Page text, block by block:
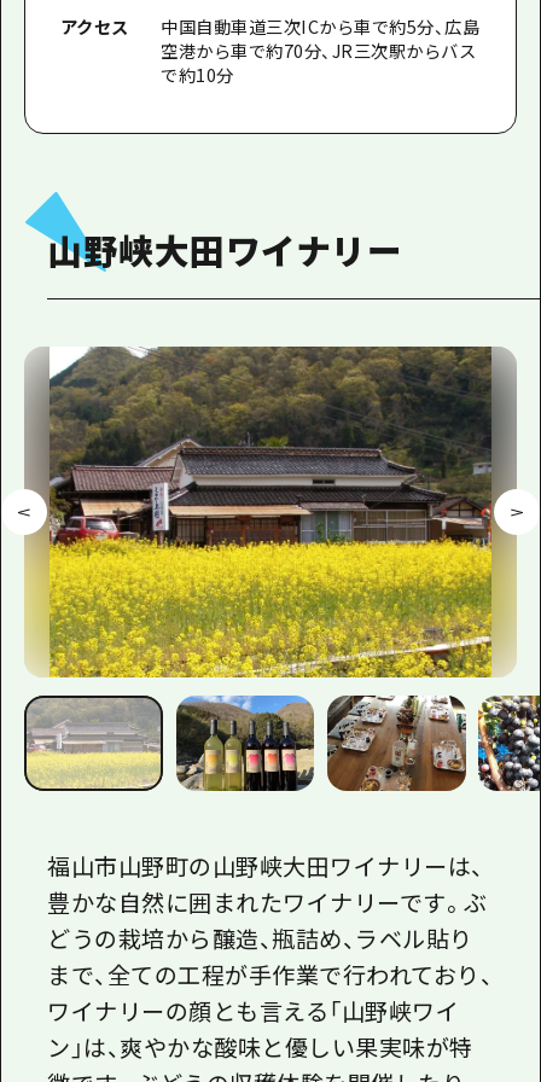
アクセス
中国自動車道三次ICから車で約5分、広島
空港から車で約70分、JR三次駅からバス
で約10分
山野峡大田ワイナリー
福山市山野町の山野峡大田ワイナリーは、
豊かな自然に囲まれたワイナリーです。ぶ
どうの栽培から醸造、瓶詰め、ラベル貼り
まで、全ての工程が手作業で行われており、
ワイナリーの顔とも言える「山野峡ワイ
ン」は、爽やかな酸味と優しい果実味が特